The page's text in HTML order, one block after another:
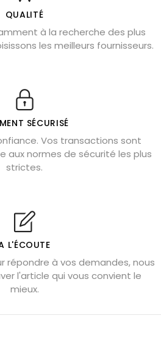
pour moi ?
et signification
non chauffée
la maison
magiques
choisir
protection
argent 925
et précautions
et couleurs
QUALITÉ
à la recherche des plus
les meilleurs fournisseurs.
SÉCURISÉ
Vos transactions sont
normes de sécurité les plus
strictes.
L'ÉCOUTE
répondre à vos demandes, nous
l'article qui vous convient le
mieux.